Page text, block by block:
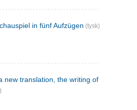
in fünf Aufzügen (tysk)
new translation, the writing of the play,